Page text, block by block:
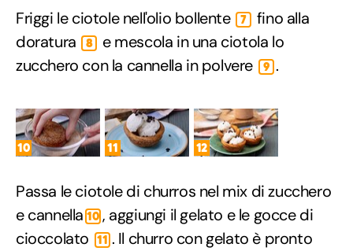
Friggi le ciotole nell'olio bollente 7
fino alla
doratura
8
e mescola in una ciotola lo
zucchero con la cannella in polvere
9 .
10 11 12
Passa le ciotole di churros nel mix di zucchero
e cannella 10 , aggiungi il gelato e le gocce di
cioccolato
11 . Il churro con gelato è pronto